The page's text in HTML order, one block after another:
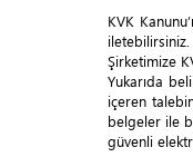
KVK
Şirketimize
Yukarıda
içeren
belgeler ile
güvenli